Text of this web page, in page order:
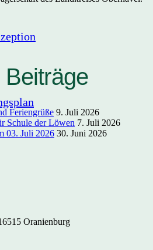
Feriengrüße 9. Juli 2026
Schule der Löwen 7. Juli 2026
03. Juli 2026 30. Juni 2026
Oranienburg